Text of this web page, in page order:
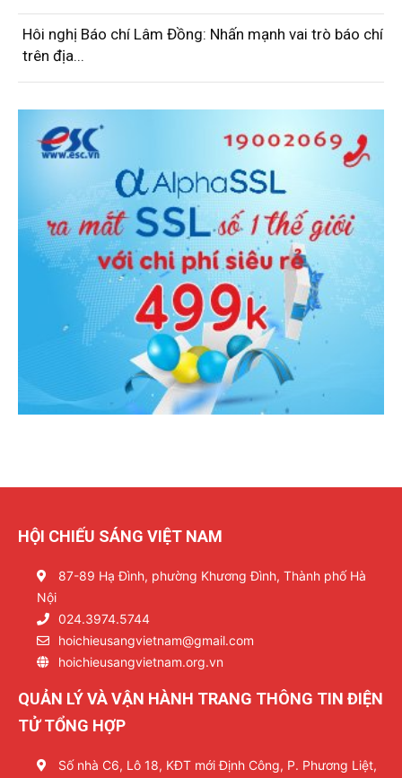
Hôi nghị Báo chí Lâm Đồng: Nhấn mạnh vai trò báo chí
trên địa...
HỘI CHIẾU SÁNG VIỆT NAM
87-89 Hạ Đình, phường Khương Đình, Thành phố Hà
Nội
024.3974.5744
hoichieusangvietnam@gmail.com
hoichieusangvietnam.org.vn
QUẢN LÝ VÀ VẬN HÀNH TRANG THÔNG TIN ĐIỆN
TỬ TỔNG HỢP
Số nhà C6, Lô 18, KĐT mới Định Công, P. Phương Liệt,